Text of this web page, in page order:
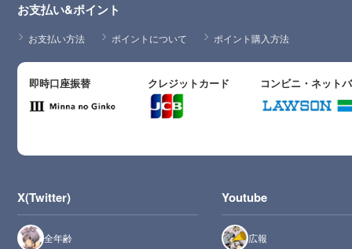
お支払い&ポイント
お支払い方法 ポイントについて ポイント購入方法
即時口座振替 クレジットカード コンビニ・ネット
X(Twitter)
全年齢
Youtube
広報